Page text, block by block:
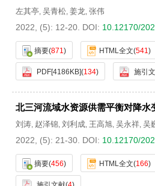
左其亭, 吴青松, 姜龙, 张伟
2022, (5): 12-20. DOI: 10.12170/
摘要(871) HTML全文(541)
PDF[4186KB](134) 施引
北三河流域水资源供需平衡对降水
刘涛, 赵泽锦, 刘利成, 王高旭, 吴永祥, 吴
2022, (5): 21-30. DOI: 10.12170/
摘要(456) HTML全文(166)